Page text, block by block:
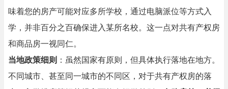
味着您的房产可能对应多所学校，通过电脑派位等方式入
学，并非百分之百确保进入某所名校。这一点对共有产权房
和商品房一视同仁。
当地政策细则 ：虽然国家有原则，但具体执行落地在地方。
不同城市、甚至同一城市的不同区，对于共有产权房的落